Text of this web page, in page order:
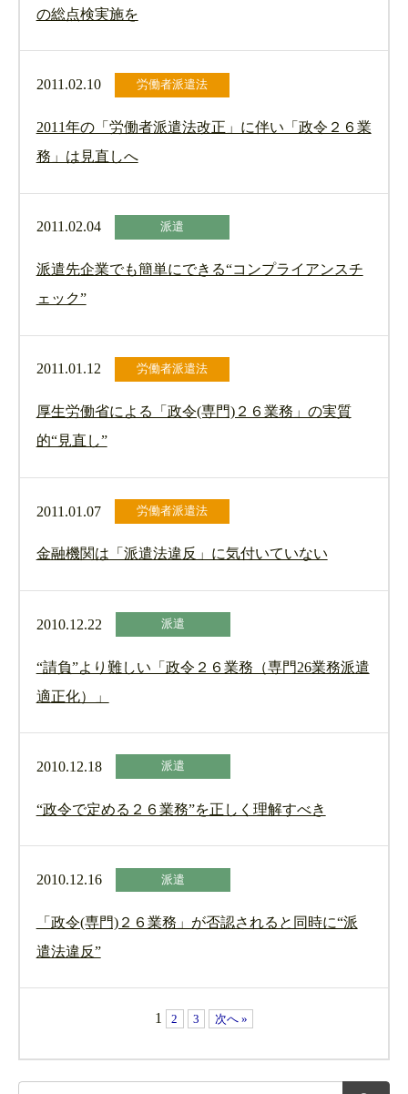
の総点検実施を
2011.02.10 労働者派遣法
2011年の「労働者派遣法改正」に伴い「政令２６業
務」は見直しへ
2011.02.04 派遣
派遣先企業でも簡単にできる“コンプライアンスチ
ェック”
2011.01.12 労働者派遣法
厚生労働省による「政令(専門)２６業務」の実質
的“見直し”
2011.01.07 労働者派遣法
金融機関は「派遣法違反」に気付いていない
2010.12.22 派遣
“請負”より難しい「政令２６業務（専門26業務派遣
適正化）」
2010.12.18 派遣
“政令で定める２６業務”を正しく理解すべき
2010.12.16 派遣
「政令(専門)２６業務」が否認されると同時に“派
遣法違反”
1 2 3 次へ »